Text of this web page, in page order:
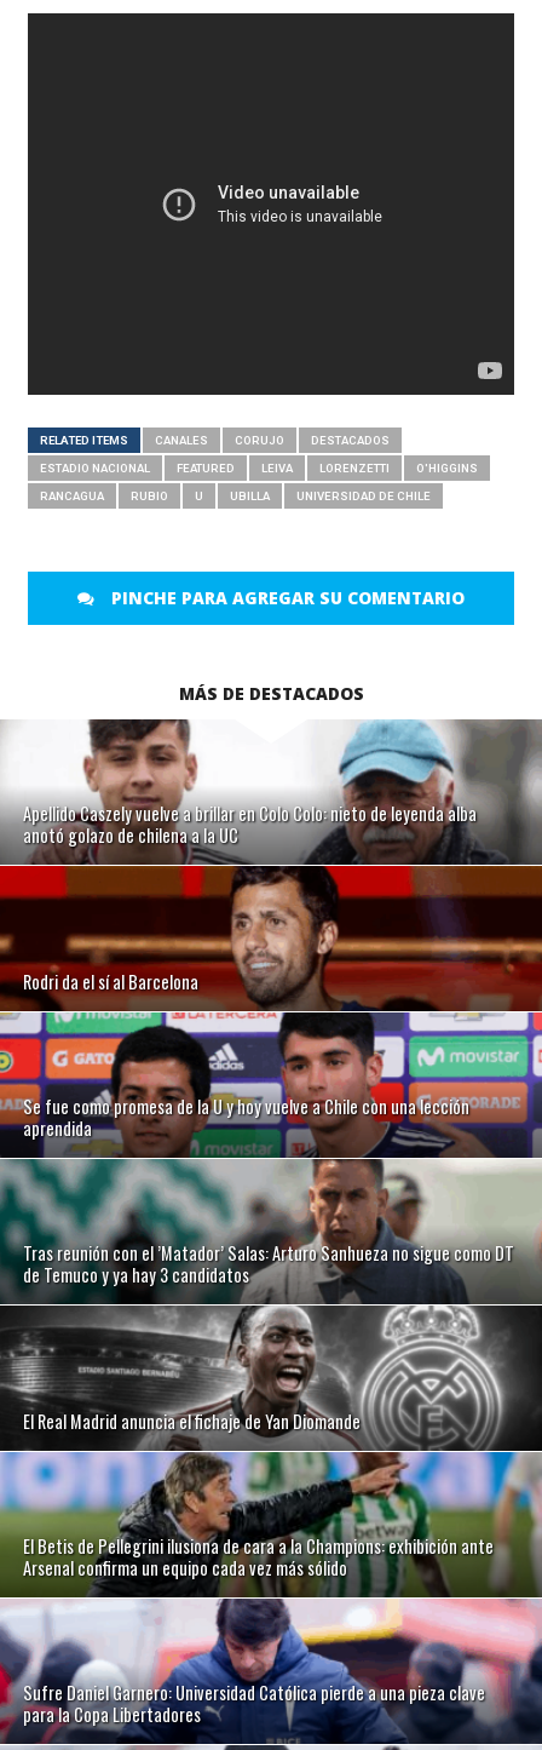
RELATED ITEMS CANALES CORUJO DESTACADOS
ESTADIO NACIONAL FEATURED LEIVA LORENZETTI O'HIGGINS
RANCAGUA RUBIO U UBILLA UNIVERSIDAD DE CHILE
PINCHE PARA AGREGAR SU COMENTARIO
MÁS DE DESTACADOS
Apellido Caszely vuelve a brillar en Colo Colo: nieto de leyenda alba
anotó golazo de chilena a la UC
Rodri da el sí al Barcelona
Se fue como promesa de la U y hoy vuelve a Chile con una lección
aprendida
Tras reunión con el ’Matador’ Salas: Arturo Sanhueza no sigue como DT
de Temuco y ya hay 3 candidatos
El Real Madrid anuncia el fichaje de Yan Diomande
El Betis de Pellegrini ilusiona de cara a la Champions: exhibición ante
Arsenal confirma un equipo cada vez más sólido
Sufre Daniel Garnero: Universidad Católica pierde a una pieza clave
para la Copa Libertadores